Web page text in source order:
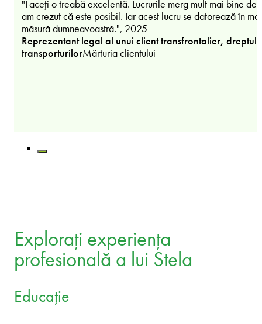
"Faceți o treabă excelentă. Lucrurile merg mult mai bine
am crezut că este posibil. Iar acest lucru se datorează în
măsură dumneavoastră.", 2025
Reprezentant legal al unui client transfrontalier, dreptul
transporturilorMărturia clientului
Explorați experiența
profesională a lui Stela
Educație